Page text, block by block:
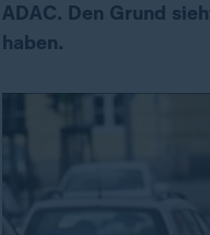
ADAC. Den Grund
haben.